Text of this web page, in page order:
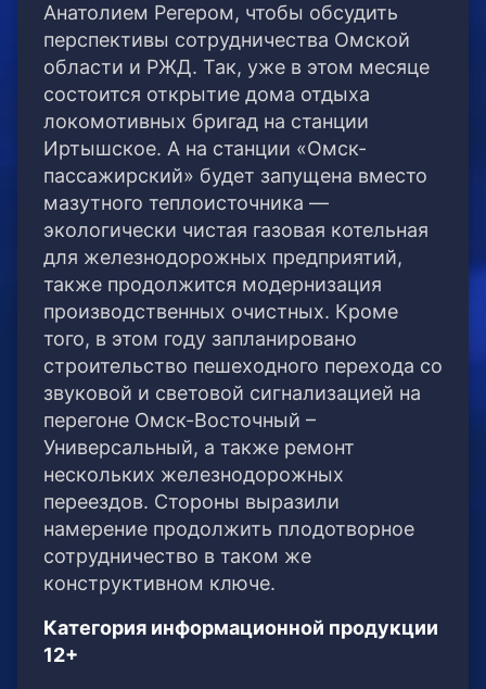
Анатолием Регером, чтобы обсудить
перспективы сотрудничества Омской
области и РЖД. Так, уже в этом месяце
состоится открытие дома отдыха
локомотивных бригад на станции
Иртышское. А на станции «Омск-
пассажирский» будет запущена вместо
мазутного теплоисточника —
экологически чистая газовая котельная
для железнодорожных предприятий,
также продолжится модернизация
производственных очистных. Кроме
того, в этом году запланировано
строительство пешеходного перехода со
звуковой и световой сигнализацией на
перегоне Омск-Восточный –
Универсальный, а также ремонт
нескольких железнодорожных
переездов. Стороны выразили
намерение продолжить плодотворное
сотрудничество в таком же
конструктивном ключе.
Категория информационной продукции
12+